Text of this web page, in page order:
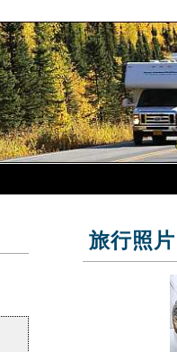
旅行照片